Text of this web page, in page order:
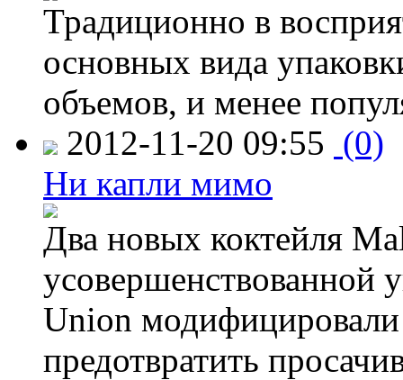
Традиционно в
основных вида
объемов, и менее
2012-11-20 09:55 (0)
Ни капли мимо
Два новых коктейля
усовершенствованной
Union модифицировали
предотвратить